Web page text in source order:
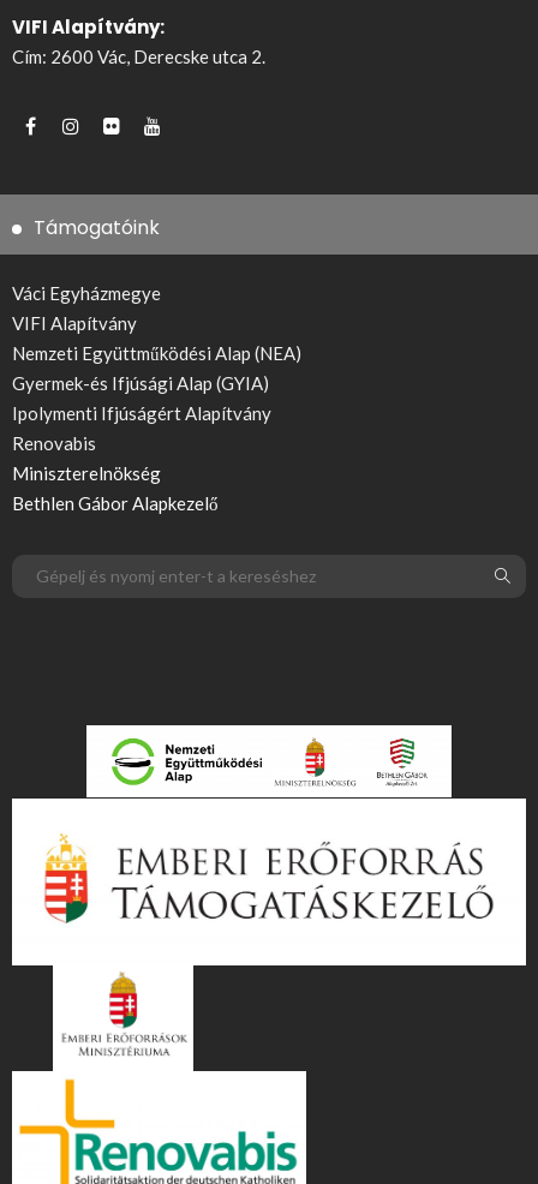
VIFI Alapítvány:
Cím: 2600 Vác, Derecske utca 2.
Támogatóink
Váci Egyházmegye
VIFI Alapítvány
Nemzeti Együttműködési Alap (NEA)
Gyermek-és Ifjúsági Alap (GYIA)
Ipolymenti Ifjúságért Alapítvány
Renovabis
Miniszterelnökség
Bethlen Gábor Alapkezelő